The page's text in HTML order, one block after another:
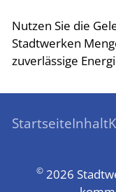
Nutzen Sie die
Stadtwerken
zuverlässige
StartseiteInhalt
© 2026